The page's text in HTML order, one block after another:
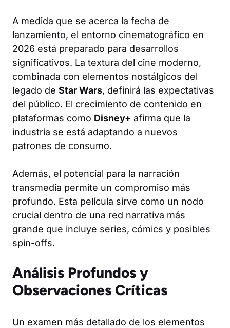
A medida que se acerca la fecha de
lanzamiento, el entorno cinematográfico en
2026 está preparado para desarrollos
significativos. La textura del cine moderno,
combinada con elementos nostálgicos del
legado de Star Wars, definirá las expectativas
del público. El crecimiento de contenido en
plataformas como Disney+ afirma que la
industria se está adaptando a nuevos
patrones de consumo.
Además, el potencial para la narración
transmedia permite un compromiso más
profundo. Esta película sirve como un nodo
crucial dentro de una red narrativa más
grande que incluye series, cómics y posibles
spin-offs.
Análisis Profundos y
Observaciones Críticas
Un examen más detallado de los elementos